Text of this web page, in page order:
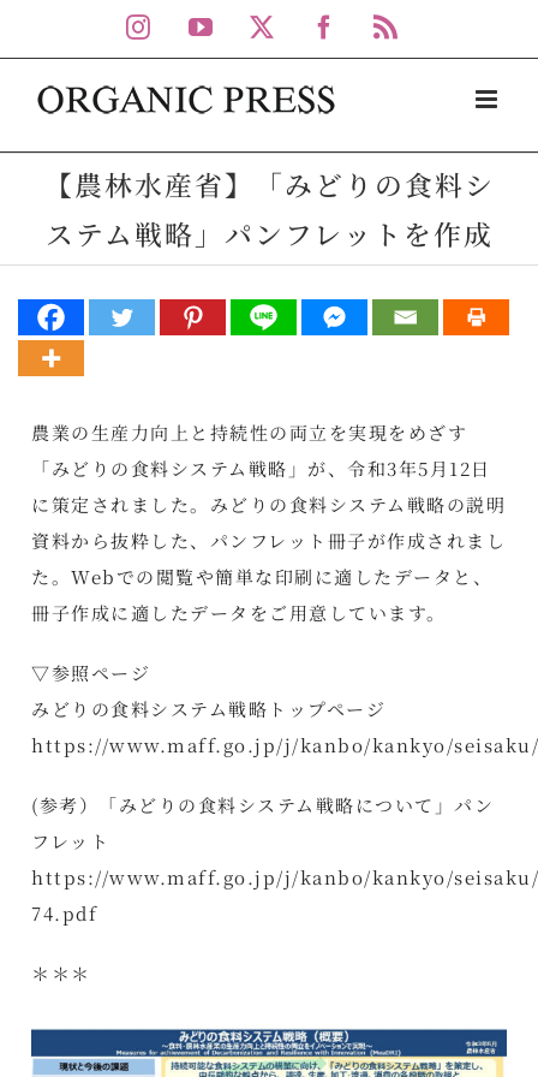
to
content
Instagram
YouTube Facebook
【農林水産省】「みどりの食料シ
ステム戦略」パンフレットを作成
農業の生産力向上と持続性の両立を実現をめざす
「みどりの食料システム戦略」が、令和3年5月12日
に策定されました。みどりの食料システム戦略の説明
資料から抜粋した、パンフレット冊子が作成されまし
た。Webでの閲覧や簡単な印刷に適したデータと、
冊子作成に適したデータをご用意しています。
▽参照ページ
みどりの食料システム戦略トップページ
https://www.maff.go.jp/j/kanbo/kankyo/
(参考）「みどりの食料システム戦略について」パン
フレット
https://www.maff.go.jp/j/kanbo/kankyo/
74.pdf
＊＊＊